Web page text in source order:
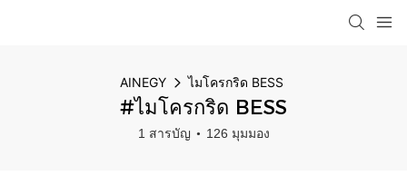
AINEGY ไมโครกริด BESS
#ไมโครกริด BESS
1 สารบัญ 126 มุมมอง